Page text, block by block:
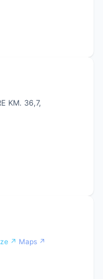
KM. 36,7,
↗ Maps ↗